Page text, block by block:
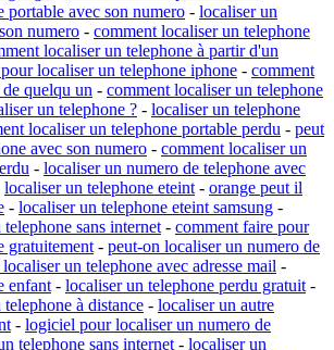
portable avec son numero - localiser un
numero - comment localiser un telephone
localiser un telephone à partir d'un
localiser un telephone iphone - comment
quelqu un - comment localiser un telephone
un telephone ? - localiser un telephone
localiser un telephone portable perdu - peut
avec son numero - comment localiser un
- localiser un numero de telephone avec
localiser un telephone eteint - orange peut il
- localiser un telephone eteint samsung -
sans internet - comment faire pour
gratuitement - peut-on localiser un numero de
un telephone avec adresse mail -
enfant - localiser un telephone perdu gratuit -
à distance - localiser un autre
- logiciel pour localiser un numero de
telephone sans internet - localiser un